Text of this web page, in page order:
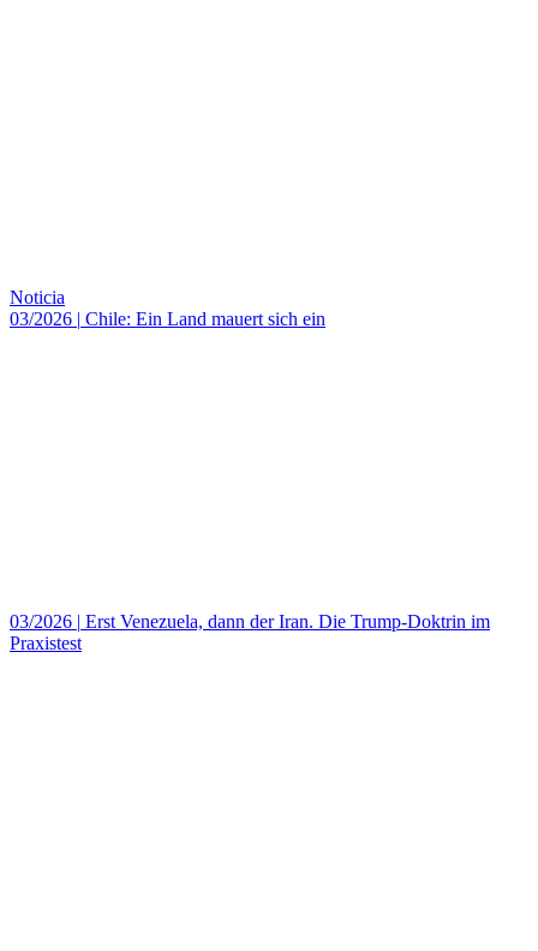
Noticia
03/2026 | Chile: Ein Land mauert sich ein
03/2026 | Erst Venezuela, dann der Iran. Die Trump-Doktrin im
Praxistest